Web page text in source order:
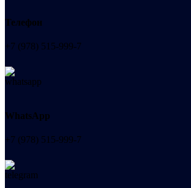
Телефон
+7 (978) 515-999-7
WhatsApp
+7 (978) 515-999-7